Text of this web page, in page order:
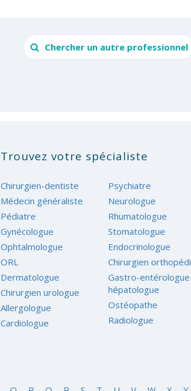
Chercher un autre professionnel
Trouvez votre spécialiste
Chirurgien-dentiste
Médecin généraliste
Pédiatre
Gynécologue
Ophtalmologue
ORL
Dermatologue
Chirurgien urologue
Allergologue
Cardiologue
Psychiatre
Neurologue
Rhumatologue
Stomatologue
Endocrinologue
Chirurgien
Gastro-
hépatologue
Ostéopathe
Radiologue